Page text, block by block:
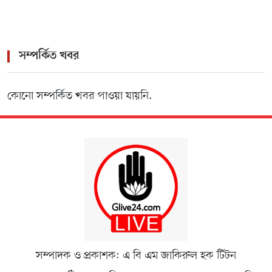
সম্পর্কিত খবর
কোনো সম্পর্কিত খবর পাওয়া যায়নি.
সম্পাদক ও প্রকাশক: এ বি এম জাকিরুল হক টিটন